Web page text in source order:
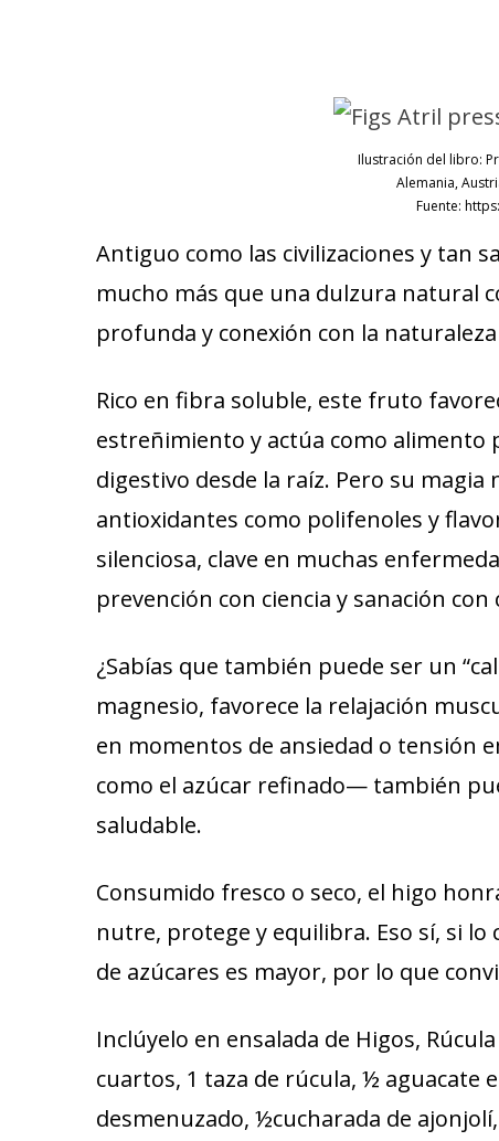
Ilustración del libro:
Alemania,
Fuente:
Antiguo como las civilizaciones y tan
mucho más que una dulzura natural
profunda y conexión con la
Rico en fibra soluble, este fruto
estreñimiento y actúa como alimento
digestivo desde la raíz. Pero su
antioxidantes como polifenoles y
silenciosa, clave en muchas
prevención con ciencia y sanación con
¿Sabías que también puede ser un
magnesio, favorece la relajación
en momentos de ansiedad o tensión
como el azúcar refinado— también
saludable.
Consumido fresco o seco, el higo
nutre, protege y equilibra. Eso sí, si
de azúcares es mayor, por lo que
Inclúyelo en ensalada de Higos,
cuartos, 1 taza de rúcula, ½ aguacate
desmenuzado, ½cucharada de